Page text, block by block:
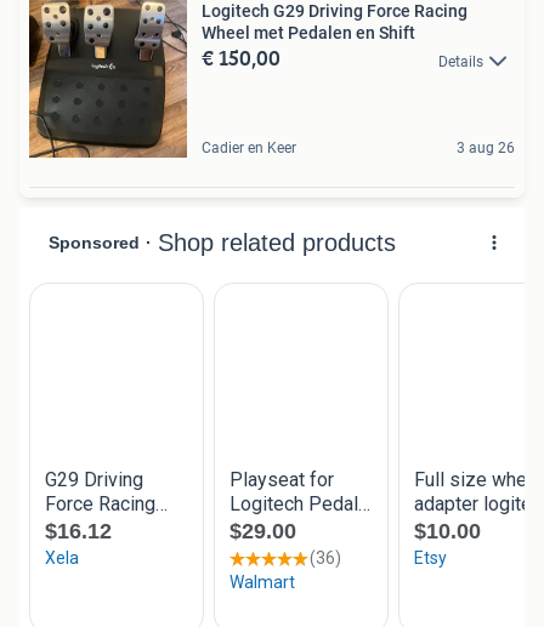
Logitech G29 Driving Force Racing
Wheel met Pedalen en Shift
€ 150,00 Details
Cadier en Keer 3 aug 26